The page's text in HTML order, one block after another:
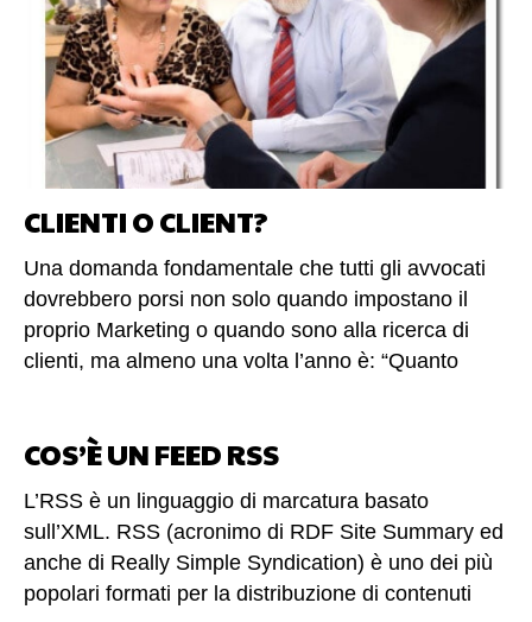
CLIENTI O CLIENT?
Una domanda fondamentale che tutti gli avvocati
dovrebbero porsi non solo quando impostano il
proprio Marketing o quando sono alla ricerca di
clienti, ma almeno una volta l’anno è: “Quanto
fondamentale per il marketing del proprio studio
cliente è diretta o è mediata da uno, due o tre livelli
di separazione? Sei tu che parli e comunichi con i
tuoi clienti o lasci che parlino solo con la
segretaria, o con il segnalatore che te lo ha fatto
COS’È UN FEED RSS
L’RSS è un linguaggio di marcatura basato
sull’XML. RSS (acronimo di RDF Site Summary ed
anche di Really Simple Syndication) è uno dei più
popolari formati per la distribuzione di contenuti